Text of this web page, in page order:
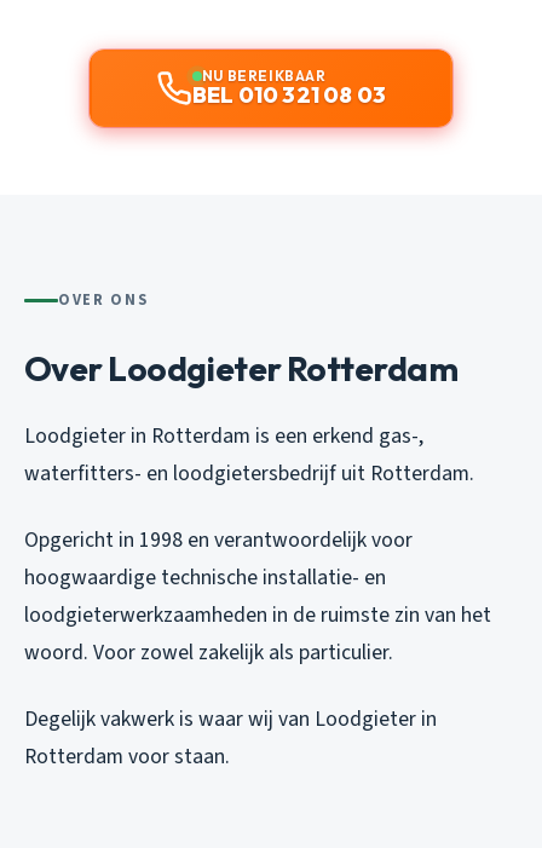
NU BEREIKBAAR
BEL 010 321 08 03
OVER ONS
Over Loodgieter Rotterdam
Loodgieter in Rotterdam is een erkend gas-,
waterfitters- en loodgietersbedrijf uit Rotterdam.
Opgericht in 1998 en verantwoordelijk voor
hoogwaardige technische installatie- en
loodgieterwerkzaamheden in de ruimste zin van het
woord. Voor zowel zakelijk als particulier.
Degelijk vakwerk is waar wij van Loodgieter in
Rotterdam voor staan.